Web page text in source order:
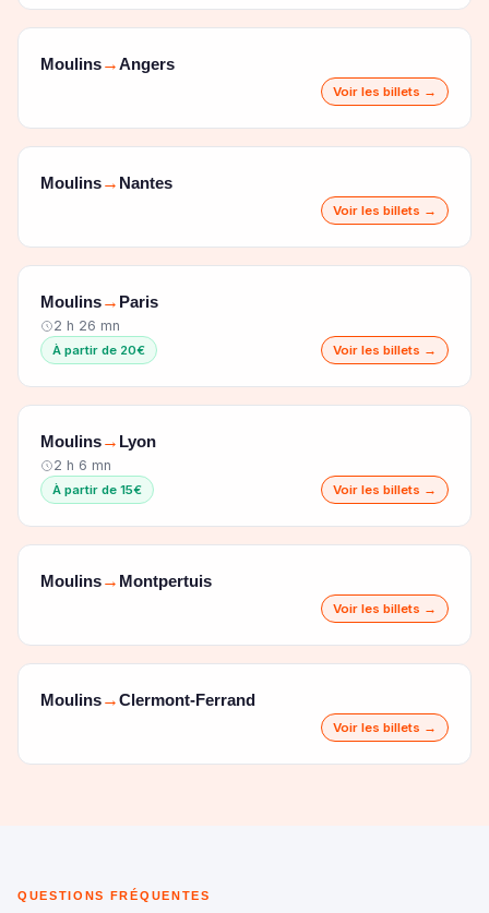
Moulins→Angers
Voir les billets →
Moulins→ Nantes
Voir les billets →
Moulins→ Paris
2 h 26 mn
À partir de 20€ Voir les billets →
Moulins→ Lyon
2 h 6 mn
À partir de 15€ Voir les billets →
Moulins→ Montpertuis
Voir les billets →
Moulins→Clermont-Ferrand
Voir les billets →
QUESTIONS FRÉQUENTES